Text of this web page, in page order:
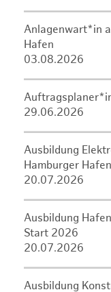
Anlagenwart*in
Hafen
03.08.2026
29.06.2026
Ausbildung
Hamburger
20.07.2026
Ausbildung
Start 2026
20.07.2026
Ausbildung